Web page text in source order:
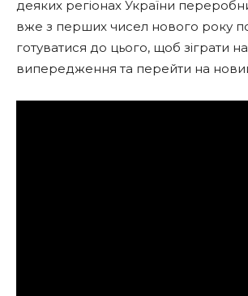
деяких регіонах України
вже з перших чисел нового року
готуватися до цього, щоб зіграти на
випередження та перейти на